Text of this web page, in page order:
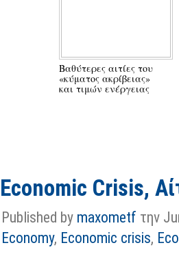
Βαθύτερες αιτίες του
«κύματος ακρίβειας»
και τιμών ενέργειας
Economic Crisis,
Published by maxometf την
Economy, Economic crisis,